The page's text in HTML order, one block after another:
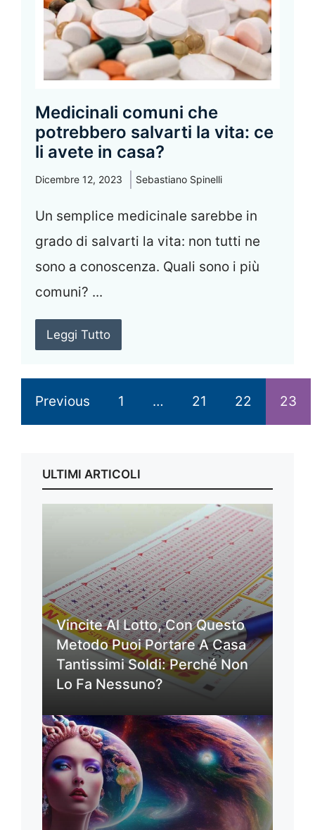
Medicinali comuni che
potrebbero salvarti la vita: ce
li avete in casa?
Dicembre 12, 2023 Sebastiano Spinelli
Un semplice medicinale sarebbe in
grado di salvarti la vita: non tutti ne
sono a conoscenza. Quali sono i più
comuni? ...
Leggi Tutto
Previous 1 … 21 22 23
ULTIMI ARTICOLI
Vincite Al Lotto, Con Questo
Metodo Puoi Portare A Casa
Tantissimi Soldi: Perché Non
Lo Fa Nessuno?